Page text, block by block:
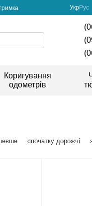
УкрРус
Коригування
одометрів
спочатку дорожчі